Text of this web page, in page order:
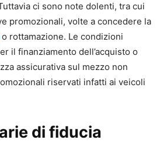
ci sono note dolenti, tra cui
promozionali, volte a concedere la
o rottamazione. Le condizioni
il finanziamento dell’acquisto o
assicurativa sul mezzo non
riservati infatti ai veicoli
di fiducia